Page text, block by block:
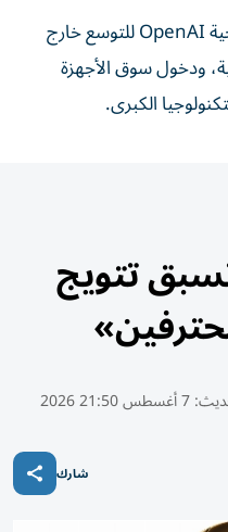
ويأتي تطوير الجهاز ضمن استراتيجية OpenAI للتوسع خارج
ودخول سوق الأجهزة
الكبرى.
تتويج
7 أغسطس 21:50 2026
شارك